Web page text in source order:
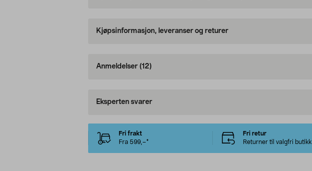
Kjøpsinformasjon, leveranser og returer
Anmeldelser (12)
Eksperten svarer
Fri frakt
Fra 599,–*
Fri retur
Returner til valgfri butikk